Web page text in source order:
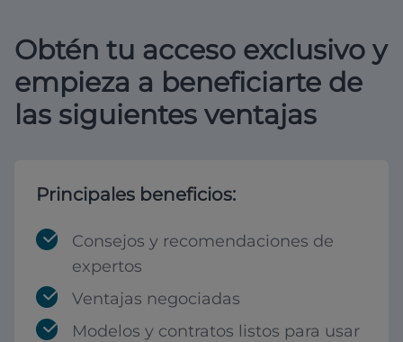
Obtén tu acceso exclusivo y
empieza a beneficiarte de
las siguientes ventajas
Principales beneficios:
Consejos y recomendaciones de
expertos
Ventajas negociadas
Modelos y contratos listos para usar